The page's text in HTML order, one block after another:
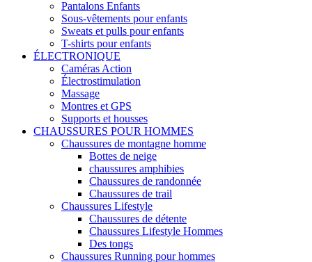
Pantalons Enfants
Sous-vêtements pour enfants
Sweats et pulls pour enfants
T-shirts pour enfants
ÉLECTRONIQUE
Caméras Action
Électrostimulation
Massage
Montres et GPS
Supports et housses
CHAUSSURES POUR HOMMES
Chaussures de montagne homme
Bottes de neige
chaussures amphibies
Chaussures de randonnée
Chaussures de trail
Chaussures Lifestyle
Chaussures de détente
Chaussures Lifestyle Hommes
Des tongs
Chaussures Running pour hommes